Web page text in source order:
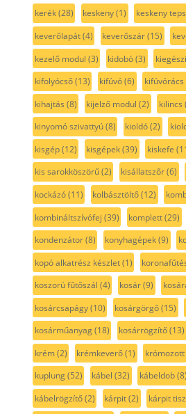
kerék(28) keskeny(1) keskeny
keverőlapát(4) keverőszár(15)
kezelő modul (3) kidobó(3)
kifolyócső(13) kifúvó(6) kifúvórács
kihajtás (8) kijelző modul (2) kilincs
kinyomó szivattyú(8) kioldó(2)
kisgép(12) kisgépek(39) kiskefe
kis sarokköszörű(2) kisállatszőr(6)
kockázó(11) kolbásztöltő(12)
kombináltszívófej (39) komplett(29)
kondenzátor(8) konyhagépek(9)
kopó alkatrész készlet(1)
koszorú fűtőszál (4) kosár(9)
kosárcsapágy(10) kosárgörgő(15)
kosárműanyag(18) kosárrögzítő(13)
krém(2) krémkeverő(1) krómozott
kuplung(52) kábel (32) kábeldob(8)
kábelrögzítő(2) kárpit(2) kárpit